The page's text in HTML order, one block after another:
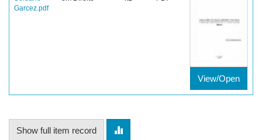
Garcez.pdf
View/Open
Show full item record